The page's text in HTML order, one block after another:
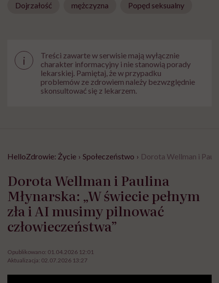
Dojrzałość mężczyzna Popęd seksualny
i
Treści zawarte w serwisie mają wyłącznie
charakter informacyjny i nie stanowią porady
lekarskiej. Pamiętaj, że w przypadku
problemów ze zdrowiem należy bezwzględnie
skonsultować się z lekarzem.
HelloZdrowie: Życie › Społeczeństwo › Dorota Wellman i
Dorota Wellman i Paulina
Młynarska: „W świecie pełnym
zła i AI musimy pilnować
człowieczeństwa”
Opublikowano: 01.04.2026 12:01
Aktualizacja: 02.07.2026 13:27